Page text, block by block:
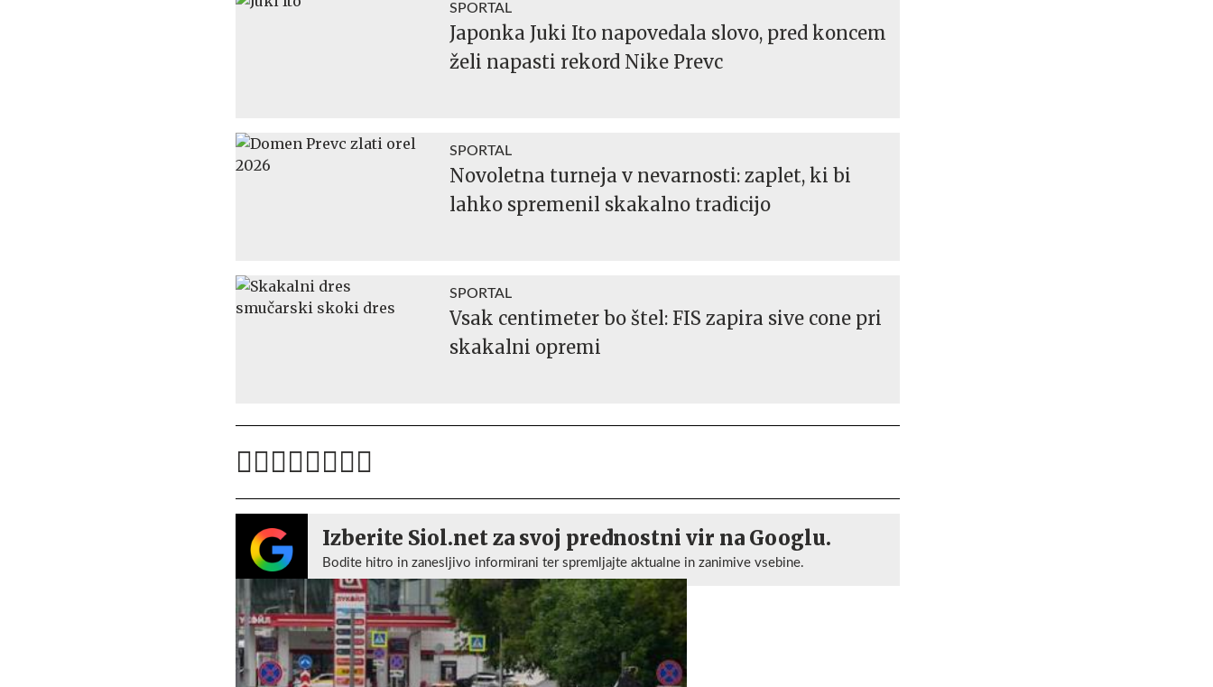
SPORTAL
Japonka Juki Ito napovedala slovo, pred koncem
želi napasti rekord Nike Prevc
SPORTAL
Novoletna turneja v nevarnosti: zaplet, ki bi
lahko spremenil skakalno tradicijo
SPORTAL
Vsak centimeter bo štel: FIS zapira sive cone pri
skakalni opremi
Izberite Siol.net za svoj prednostni vir na Googlu.
Bodite hitro in zanesljivo informirani ter spremljajte aktualne in zanimive vsebine.